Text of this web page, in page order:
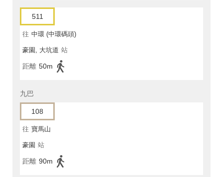
511
往 中環 (中環碼頭)
豪園, 大坑道 站
距離 50m
九巴
108
往 寶馬山
豪園 站
距離 90m